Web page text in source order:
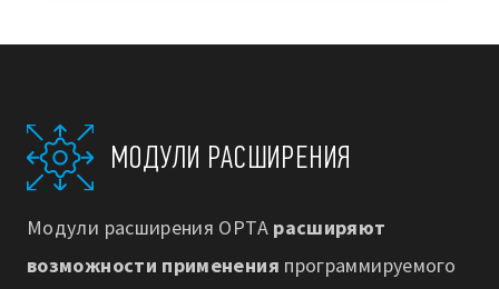
МОДУЛИ РАСШИРЕНИЯ
Модули расширения OPTA расширяют
возможности применения программируемого